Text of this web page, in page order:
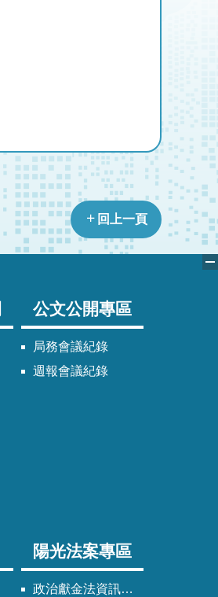
回上一頁
公文公開專區
局務會議紀錄
週報會議紀錄
陽光法案專區
政治獻金法資訊專區